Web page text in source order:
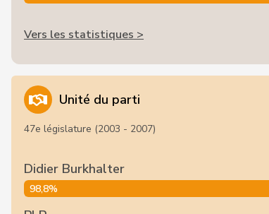
Vers les statistiques >
Unité du parti
47e législature (2003 - 2007)
Didier Burkhalter
98,8%